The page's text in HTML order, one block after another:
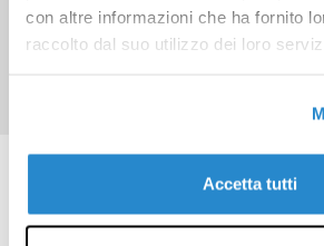
con altre informazioni che ha fornito
raccolto dal suo utilizzo dei loro
Accetta tutti
Prodotti correlati